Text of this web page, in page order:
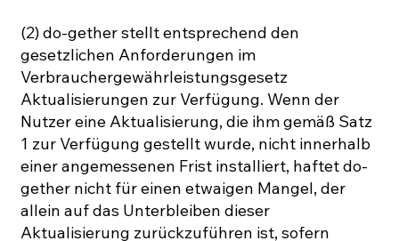
(2) do-gether stellt entsprechend den
gesetzlichen Anforderungen im
Verbrauchergewährleistungsgesetz
Aktualisierungen zur Verfügung. Wenn der
Nutzer eine Aktualisierung, die ihm gemäß Satz
1 zur Verfügung gestellt wurde, nicht innerhalb
einer angemessenen Frist installiert, haftet do-
gether nicht für einen etwaigen Mangel, der
allein auf das Unterbleiben dieser
Aktualisierung zurückzuführen ist, sofern